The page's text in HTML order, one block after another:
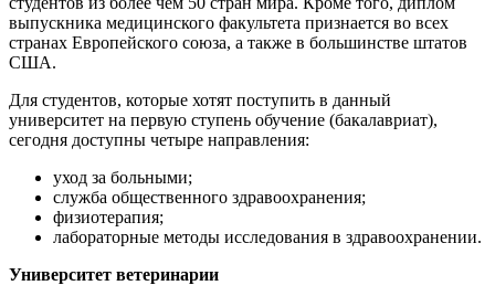
выпускника медицинского факультета признается во всех
странах Европейского союза, а также в большинстве штатов
США.
Для студентов, которые хотят поступить в данный
университет на первую ступень обучение (бакалавриат),
сегодня доступны четыре направления:
уход за больными;
служба общественного здравоохранения;
физиотерапия;
лабораторные методы исследования в здравоохранении.
Университет ветеринарии